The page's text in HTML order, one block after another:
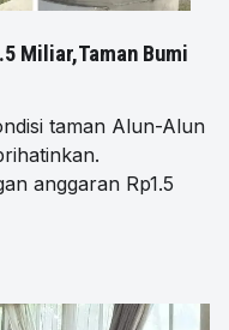
Miliar,Taman Bumi
taman Alun-Alun
anggaran Rp1.5